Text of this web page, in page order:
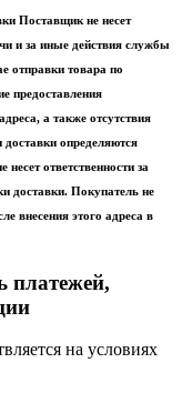
Поставщик не несет
и за иные действия службы
отправки товара по
предоставления
а также отсутствия
определяются
ответственности за
доставки. Покупатель не
внесения этого адреса в
платежей,
на условиях